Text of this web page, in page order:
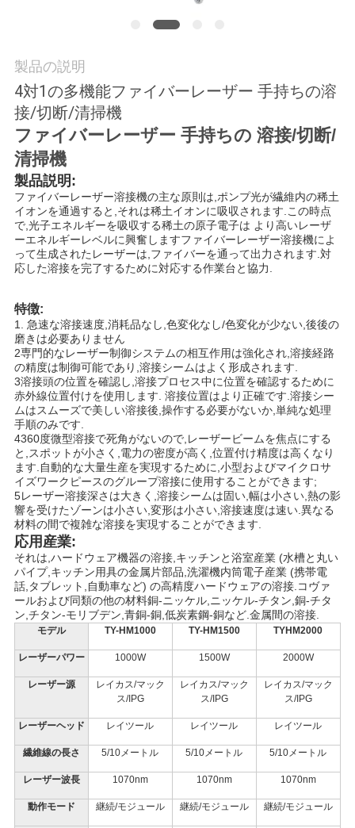
ー
ス
解
決
策
地
図
PRIVACY
POLICY
製品の説明
4対1の多機能ファイバーレーザー 手持ちの溶
接/切断/清掃機
ファイバーレーザー 手持ちの 溶接/切断/
清掃機
製品説明:
ファイバーレーザー溶接機の主な原則は,ポンプ光が繊維内の稀土
イオンを通過すると,それは稀土イオンに吸収されます.この時点
で,光子エネルギーを吸収する稀土の原子電子は より高いレーザ
ーエネルギーレベルに興奮しますファイバーレーザー溶接機によ
って生成されたレーザーは,ファイバーを通って出力されます.対
応した溶接を完了するために対応する作業台と協力.
特徴:
1. 急速な溶接速度,消耗品なし,色変化なし/色変化が少ない,後後の
磨きは必要ありません
2専門的なレーザー制御システムの相互作用は強化され,溶接経路
の精度は制御可能であり,溶接シームはよく形成されます.
3溶接頭の位置を確認し,溶接プロセス中に位置を確認するために
赤外線位置付けを使用します. 溶接位置はより正確です.溶接シー
ムはスムーズで美しい溶接後,操作する必要がないか,単純な処理
手順のみです.
4360度微型溶接で死角がないので,レーザービームを焦点にする
と,スポットが小さく,電力の密度が高く,位置付け精度は高くなり
ます.自動的な大量生産を実現するために,小型およびマイクロサ
イズワークピースのグループ溶接に使用することができます;
5レーザー溶接深さは大きく,溶接シームは固い,幅は小さい,熱の影
響を受けたゾーンは小さい,変形は小さい,溶接速度は速い.異なる
材料の間で複雑な溶接を実現することができます.
応用産業:
それは,ハードウェア機器の溶接,キッチンと浴室産業 (水槽と丸い
パイプ,キッチン用具の金属片部品,洗濯機内筒電子産業 (携帯電
話,タブレット,自動車など) の高精度ハードウェアの溶接.コヴァ
ールおよび同類の他の材料銅-ニッケル,ニッケル-チタン,銅-チタ
ン,チタン-モリブデン,青銅-銅,低炭素鋼-銅など.金属間の溶接.
モデル TY-HM1000 TY-HM1500 TYHM2000
レーザーパワー 1000W 1500W 2000W
レーザー源
レイカス/マック
ス/IPG
レイカス/マック
ス/IPG
レイカス/マック
ス/IPG
レーザーヘッド レイツール レイツール レイツール
繊維線の長さ 5/10メートル 5/10メートル 5/10メートル
レーザー波長 1070nm 1070nm 1070nm
動作モード 継続/モジュール 継続/モジュール 継続/モジュール